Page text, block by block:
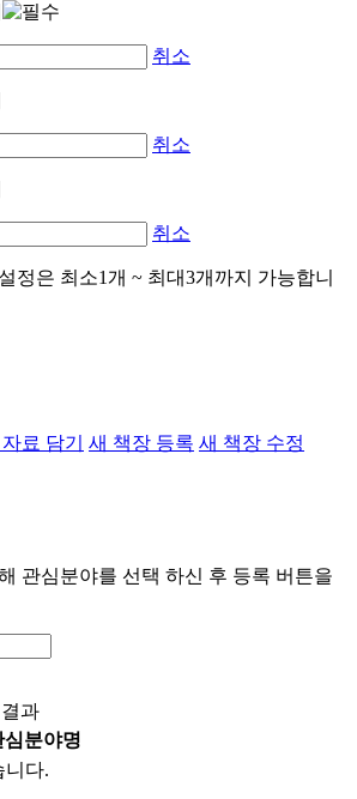
취소
취소
취소
정은 최소1개 ~ 최대3개까지 가능합니
료 담기 새 책장 등록 새 책장 수정
관심분야를 선택 하신 후 등록 버튼을
과
심분야명
니다.